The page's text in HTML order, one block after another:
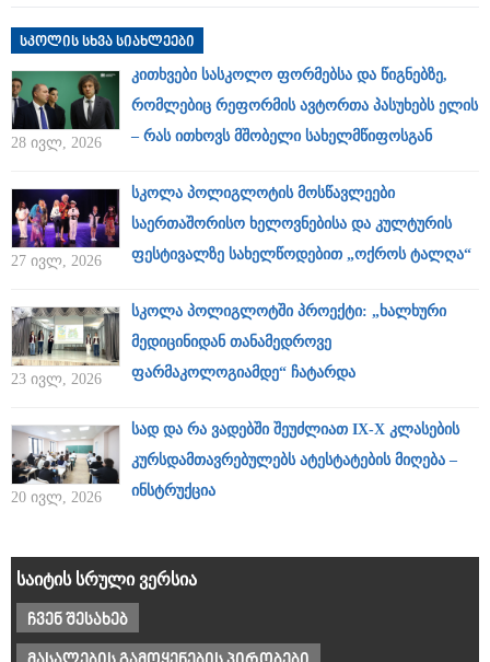
სკოლის სხვა სიახლეები
28 ივლ, 2026
კითხვები სასკოლო ფორმებსა და წიგნებზე,
რომლებიც რეფორმის ავტორთა პასუხებს ელის
– რას ითხოვს მშობელი სახელმწიფოსგან
27 ივლ, 2026
სკოლა პოლიგლოტის მოსწავლეები
საერთაშორისო ხელოვნებისა და კულტურის
ფესტივალზე სახელწოდებით „ოქროს ტალღა“
23 ივლ, 2026
სკოლა პოლიგლოტში პროექტი: „ხალხური
მედიცინიდან თანამედროვე
ფარმაკოლოგიამდე“ ჩატარდა
20 ივლ, 2026
სად და რა ვადებში შეუძლიათ IX-X კლასების
კურსდამთავრებულებს ატესტატების მიღება –
ინსტრუქცია
საიტის სრული ვერსია
ჩვენ შესახებ